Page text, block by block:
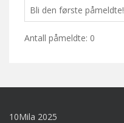
Bli den første påmeldte!
Antall påmeldte: 0
10Mila 2025